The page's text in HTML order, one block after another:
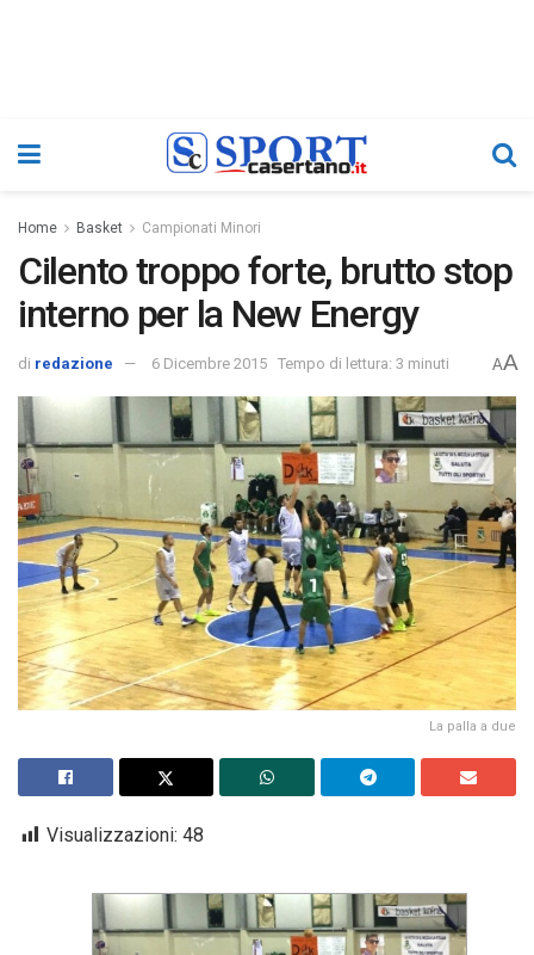
Home Basket Campionati Minori
Cilento troppo forte, brutto stop
interno per la New Energy
di redazione 6 Dicembre 2015 Tempo di lettura: 3 minuti AA
La palla a due
Visualizzazioni: 48